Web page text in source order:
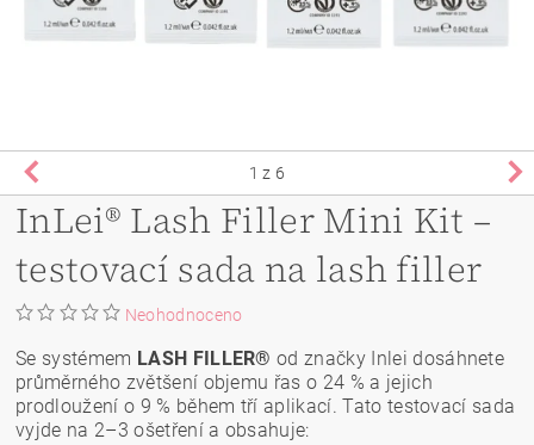
1 z 6
InLei® Lash Filler Mini Kit –
testovací sada na lash filler
Neohodnoceno
Se systémem LASH FILLER® od značky Inlei dosáhnete
průměrného zvětšení objemu řas o 24 % a jejich
prodloužení o 9 % během tří aplikací. Tato testovací sada
vyjde na 2–3 ošetření a obsahuje: